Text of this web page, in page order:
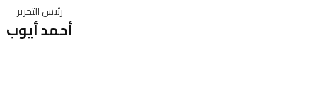
رئيس التحرير
أحمد أيوب